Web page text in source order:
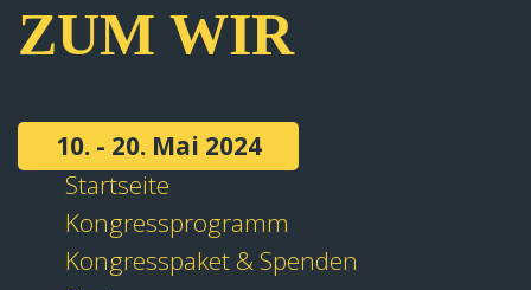
ZUM WIR
10. - 20. Mai 2024
Startseite
Kongressprogramm
Kongresspaket & Spenden